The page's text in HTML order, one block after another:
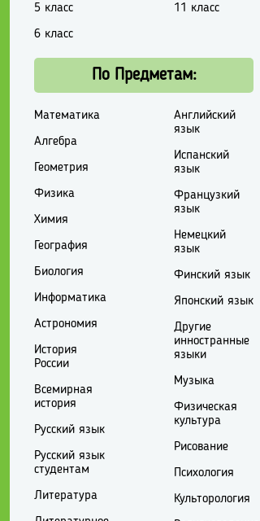
5 класс
6 класс
11 класс
По Предметам:
Математика
Алгебра
Геометрия
Физика
Химия
География
Биология
Информатика
Астрономия
История
России
Всемирная
история
Русский язык
Русский язык
студентам
Литература
Английский
язык
Испанский
язык
Французкий
язык
Немецкий
язык
Финский язык
Японский язык
Другие
инностранные
языки
Музыка
Физическая
культура
Рисование
Психология
Культорология